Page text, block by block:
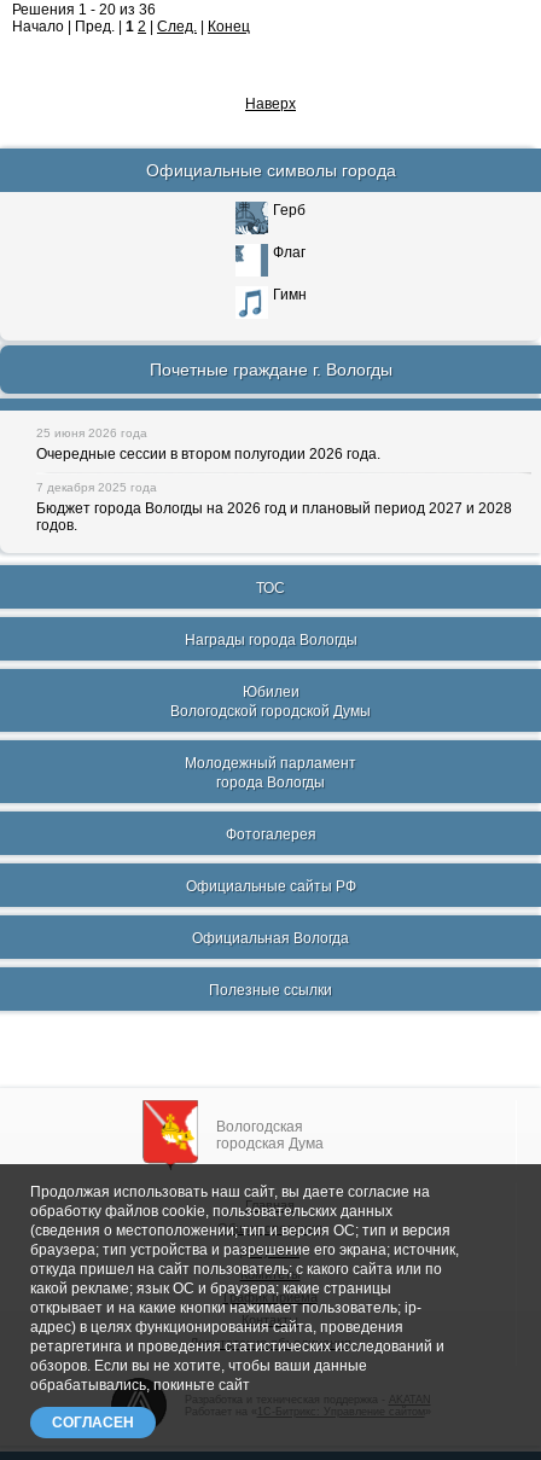
Решения 1 - 20 из 36
Начало | Пред. | 1 2 След. Конец
Наверх
Официальные символы города
Герб
Флаг
Гимн
Почетные граждане г. Вологды
25 июня 2026 года
Очередные сессии в втором полугодии 2026 года.
7 декабря 2025 года
Бюджет города Вологды на 2026 год и плановый период 2027 и 2028
годов.
ТОС
Награды города Вологды
Юбилеи
Вологодской городской Думы
Молодежный парламент
города Вологды
Фотогалерея
Официальные сайты РФ
Официальная Вологда
Полезные ссылки
Вологодская
городская Дума
Главная
Общие сведения
Депутаты
Комитеты
График приема
Контакты
Депутатские объединения
1С-Битрикс: Управление сайтом
Продолжая использовать наш сайт, вы даете согласие на
обработку файлов cookie, пользовательских данных
(сведения о местоположении; тип и версия ОС; тип и версия
браузера; тип устройства и разрешение его экрана; источник,
откуда пришел на сайт пользователь; с какого сайта или по
какой рекламе; язык ОС и браузера; какие страницы
открывает и на какие кнопки нажимает пользователь; ip-
адрес) в целях функционирования сайта, проведения
ретаргетинга и проведения статистических исследований и
обзоров. Если вы не хотите, чтобы ваши данные
обрабатывались, покиньте сайт
СОГЛАСЕН